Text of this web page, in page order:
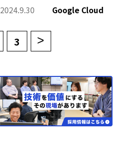
2024.9.30 Google Cloud
3 >